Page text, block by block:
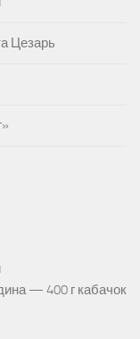
Цезарь
— 400 г кабачок